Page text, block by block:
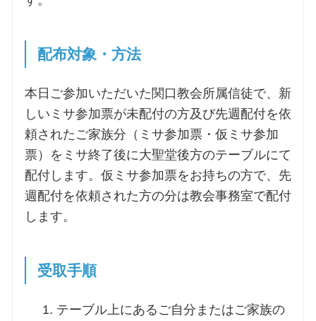
配布対象・方法
本日ご参加いただいた関口教会所属信徒で、新
しいミサ参加票が未配付の方及び先週配付を依
頼されたご家族分（ミサ参加票・仮ミサ参加
票）をミサ終了後に大聖堂後方のテーブルにて
配付します。仮ミサ参加票をお持ちの方で、先
週配付を依頼された方の分は教会事務室で配付
します。
受取手順
テーブル上にあるご自分またはご家族の